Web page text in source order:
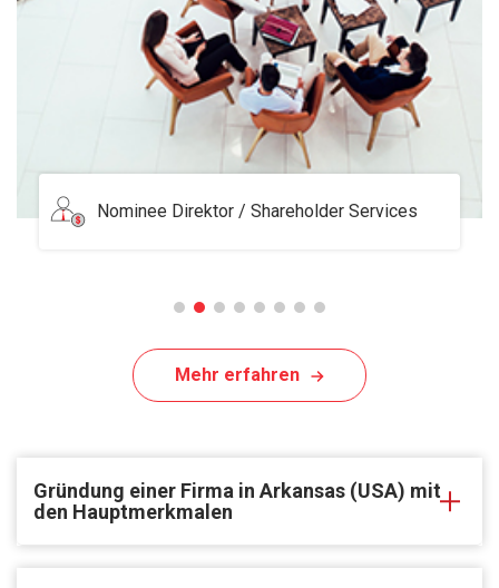
Serviced Office
Mehr erfahren
Gründung einer Firma in Arkansas (USA) mit
den Hauptmerkmalen